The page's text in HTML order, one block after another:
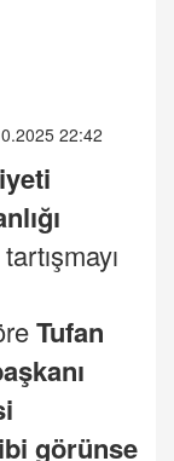
22:42
Tufan
görünse